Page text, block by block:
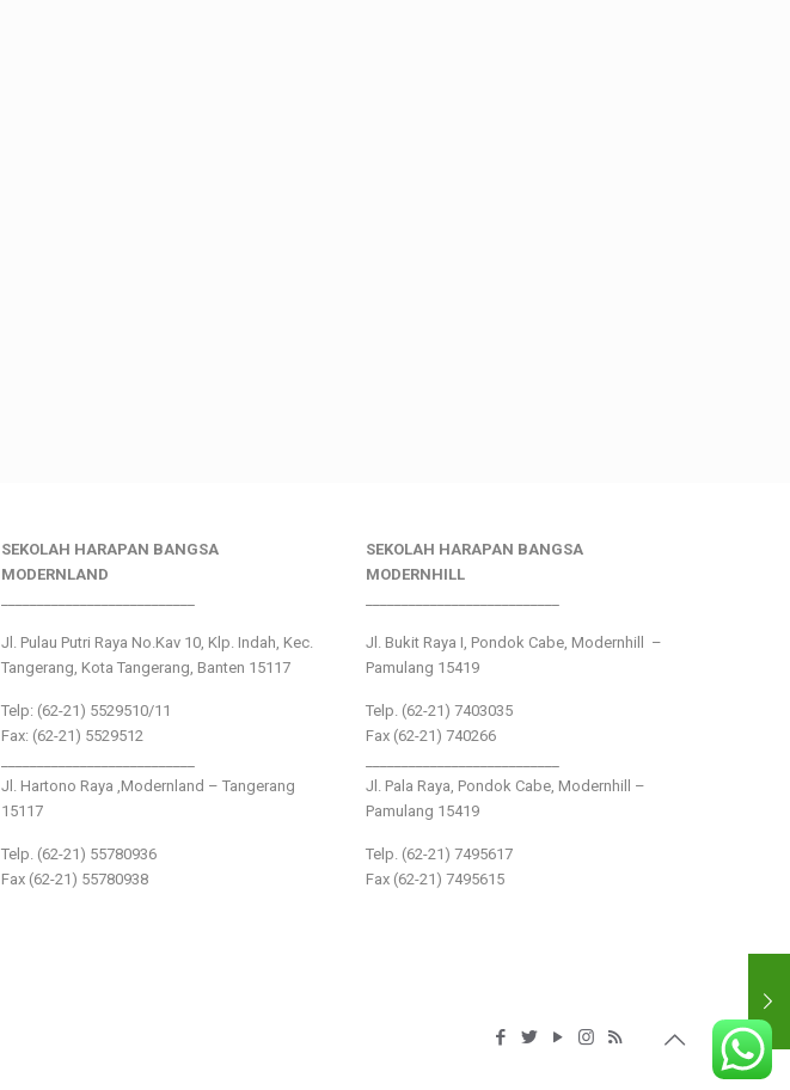
SEKOLAH HARAPAN BANGSA
MODERNLAND
Jl. Pulau Putri Raya No.Kav 10, Klp. Indah, Kec.
Tangerang, Kota Tangerang, Banten 15117
Telp: (62-21) 5529510/11
Fax: (62-21) 5529512
Jl. Hartono Raya ,Modernland – Tangerang
15117
Telp. (62-21) 55780936
Fax (62-21) 55780938
SEKOLAH HARAPAN BANGSA
MODERNHILL
Jl. Bukit Raya I, Pondok Cabe, Modernhill –
Pamulang 15419
Telp. (62-21) 7403035
Fax (62-21) 740266
Jl. Pala Raya, Pondok Cabe, Modernhill –
Pamulang 15419
Telp. (62-21) 7495617
Fax (62-21) 7495615